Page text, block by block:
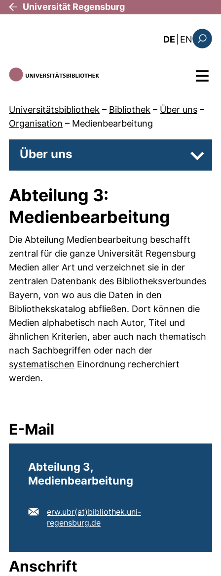
Direkt zum Inhalt
Universität Regensburg
DE EN: the
Menü
Universitätsbibliothek – Bibliothek – Über uns –
Organisation – Medienbearbeitung
Über uns
Abteilung 3:
Medienbearbeitung
Die Abteilung Medienbearbeitung beschafft
zentral für die ganze Universität Regensburg
Medien aller Art und verzeichnet sie in der
zentralen Datenbank (externer Link, öffnet neues
des Bibliotheksverbundes
Bayern, von wo aus die Daten in den
Bibliothekskatalog abfließen. Dort können die
Medien alphabetisch nach Autor, Titel und
ähnlichen Kriterien, aber auch nach thematisch
nach Sachbegriffen oder nach der
systematischen (externer Link, öffnet neues
Einordnung recherchiert
werden.
E-Mail
Abteilung 3,
Medienbearbeitung
E-Mail Adresse:
erw.ubr​(at)​bibliothek.uni-
regensburg.de(öffnet Ihr E-Mail-Programm)
Anschrift